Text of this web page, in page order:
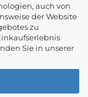
auch von
der Website
zu
Sie in unserer